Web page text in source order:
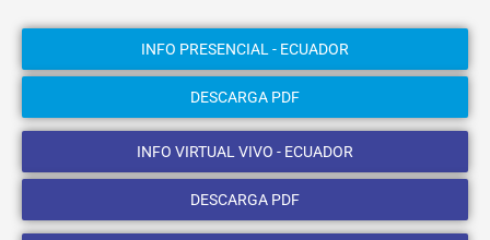
INFO PRESENCIAL - ECUADOR
DESCARGA PDF
INFO VIRTUAL VIVO - ECUADOR
DESCARGA PDF